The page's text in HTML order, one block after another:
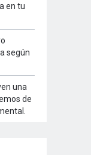
en tu
según
una
de